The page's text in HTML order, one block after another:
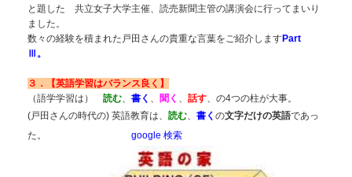
と題した 共立女子大学主催、読売新聞主管の講演会に行ってまいり
ました。
数々の経験を積まれた戸田さんの貴重な言葉をご紹介しますPart
Ⅲ。
３．【英語学習はバランス良く】
（語学学習は） 読む、 書く 、 聞く 、 話す、の4つの柱が大事。
(戸田さんの時代の) 英語教育は、 読む、 書く の文字だけの英語であっ
た。 google 検索